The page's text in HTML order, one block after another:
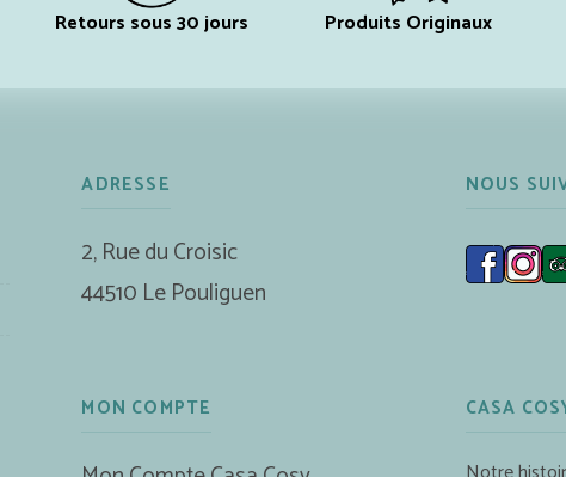
Retours sous 30 jours Produits Originaux
ADRESSE
2, Rue du Croisic
44510 Le Pouliguen
NOUS
MON COMPTE CASA